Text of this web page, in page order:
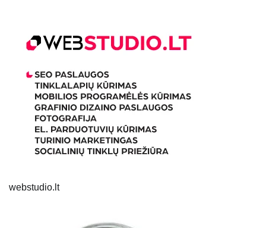
webstudio.lt